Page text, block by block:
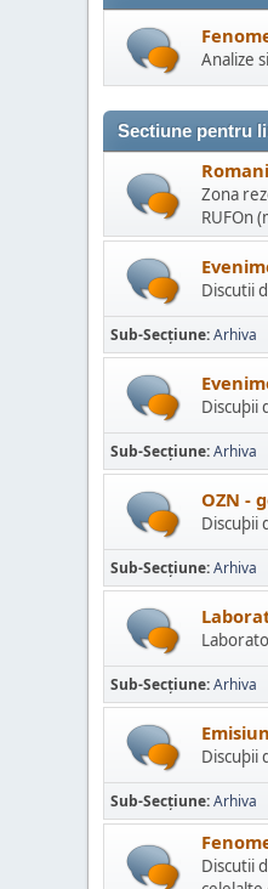
Analize
Sectiune pentru
Zona
RUFOn
Discutii
Sub-Secțiune Arhiva
Discuþii
Sub-Secțiune Arhiva
OZN -
Discuþii
Sub-Secțiune Arhiva
Sub-Secțiune Arhiva
Discuþii
Sub-Secțiune Arhiva
Discutii